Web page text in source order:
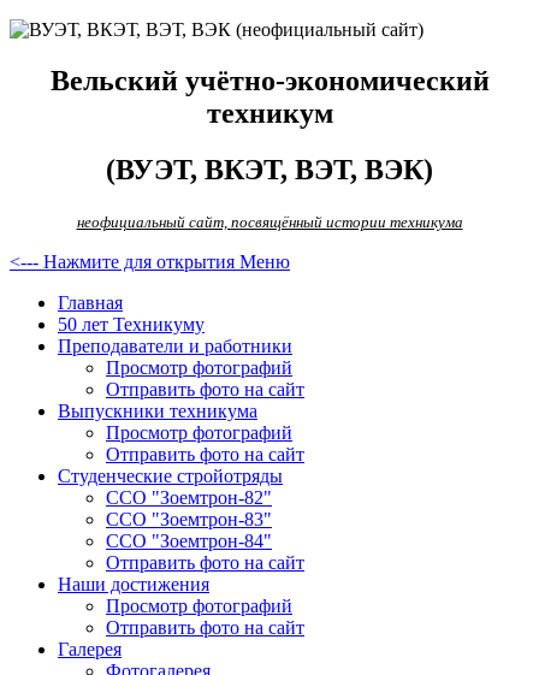
Вельский учётно-экономический
техникум
(ВУЭТ, ВКЭТ, ВЭТ, ВЭК)
неофициальный сайт, посвящённый истории техникума
<--- Нажмите для открытия Меню
Главная
50 лет Техникуму
Преподаватели и работники
Просмотр фотографий
Отправить фото на сайт
Выпускники техникума
Просмотр фотографий
Отправить фото на сайт
Студенческие стройотряды
ССО "Зоемтрон-82"
ССО "Зоемтрон-83"
ССО "Зоемтрон-84"
Отправить фото на сайт
Наши достижения
Просмотр фотографий
Отправить фото на сайт
Галерея
Фотогалерея